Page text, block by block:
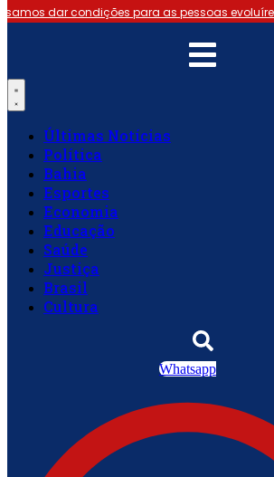
dar condições para as pessoas
Últimas Notícias
Política
Bahia
Esportes
Economia
Educação
Saúde
Justiça
Brasil
Cultura
Whatsapp